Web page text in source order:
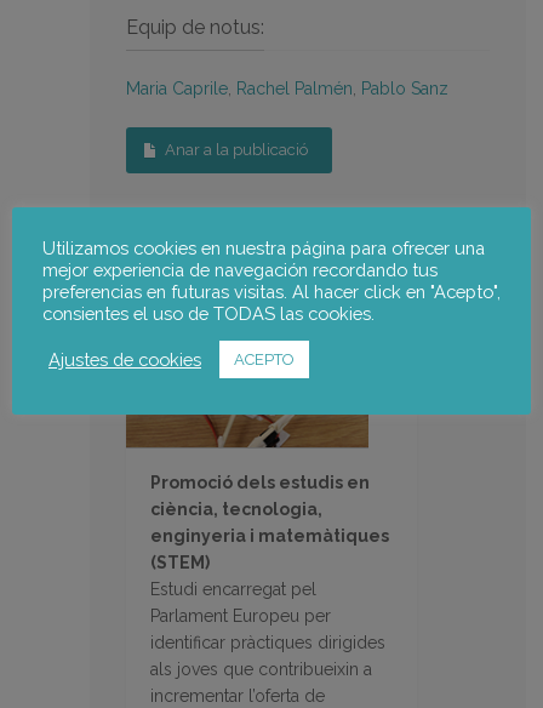
Equip de notus:
Maria Caprile Rachel Palmén Pablo Sanz
Anar a la publicació
Promoció dels estudis en
ciència, tecnologia,
enginyeria i matemàtiques
(STEM)
Estudi encarregat pel
Parlament Europeu per
identificar pràctiques dirigides
als joves que contribueixin a
incrementar l’oferta de
Utilizamos cookies en nuestra página para ofrecer una
mejor experiencia de navegación recordando tus
preferencias en futuras visitas. Al hacer click en "Acepto",
consientes el uso de TODAS las cookies.
Ajustes de cookies ACEPTO